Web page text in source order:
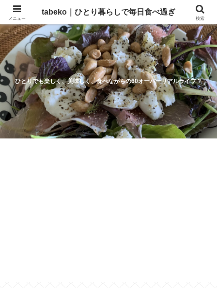
ひとりでも楽しく、美味しく、食べながらの60オーバーリアルライフ？
メニュー
tabeko｜ひとり暮らしで毎日食べ過ぎ
検索